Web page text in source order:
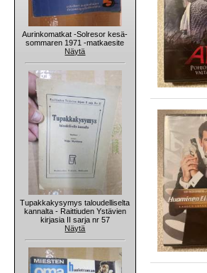
Aurinkomatkat -Solresor kesä-
sommaren 1971 -matkaesite
Näytä
Tupakkakysymys taloudelliselta
kannalta - Raittiuden Ystävien
kirjasia II sarja nr 57
Näytä